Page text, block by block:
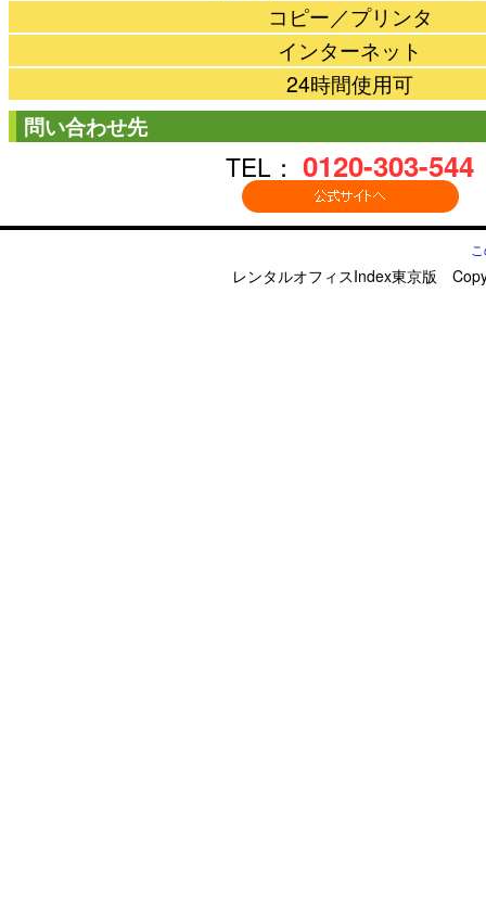
コピー／プリンタ
インターネット
24時間使用可
問い合わせ先
TEL： 0120-303-544
レンタルオフィスIndex東京版